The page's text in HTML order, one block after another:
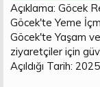
Açıklama: Göcek
Göcek'te Yeme
Göcek'te Yaşam
ziyaretçiler için
Açıldığı Tarih: 2025